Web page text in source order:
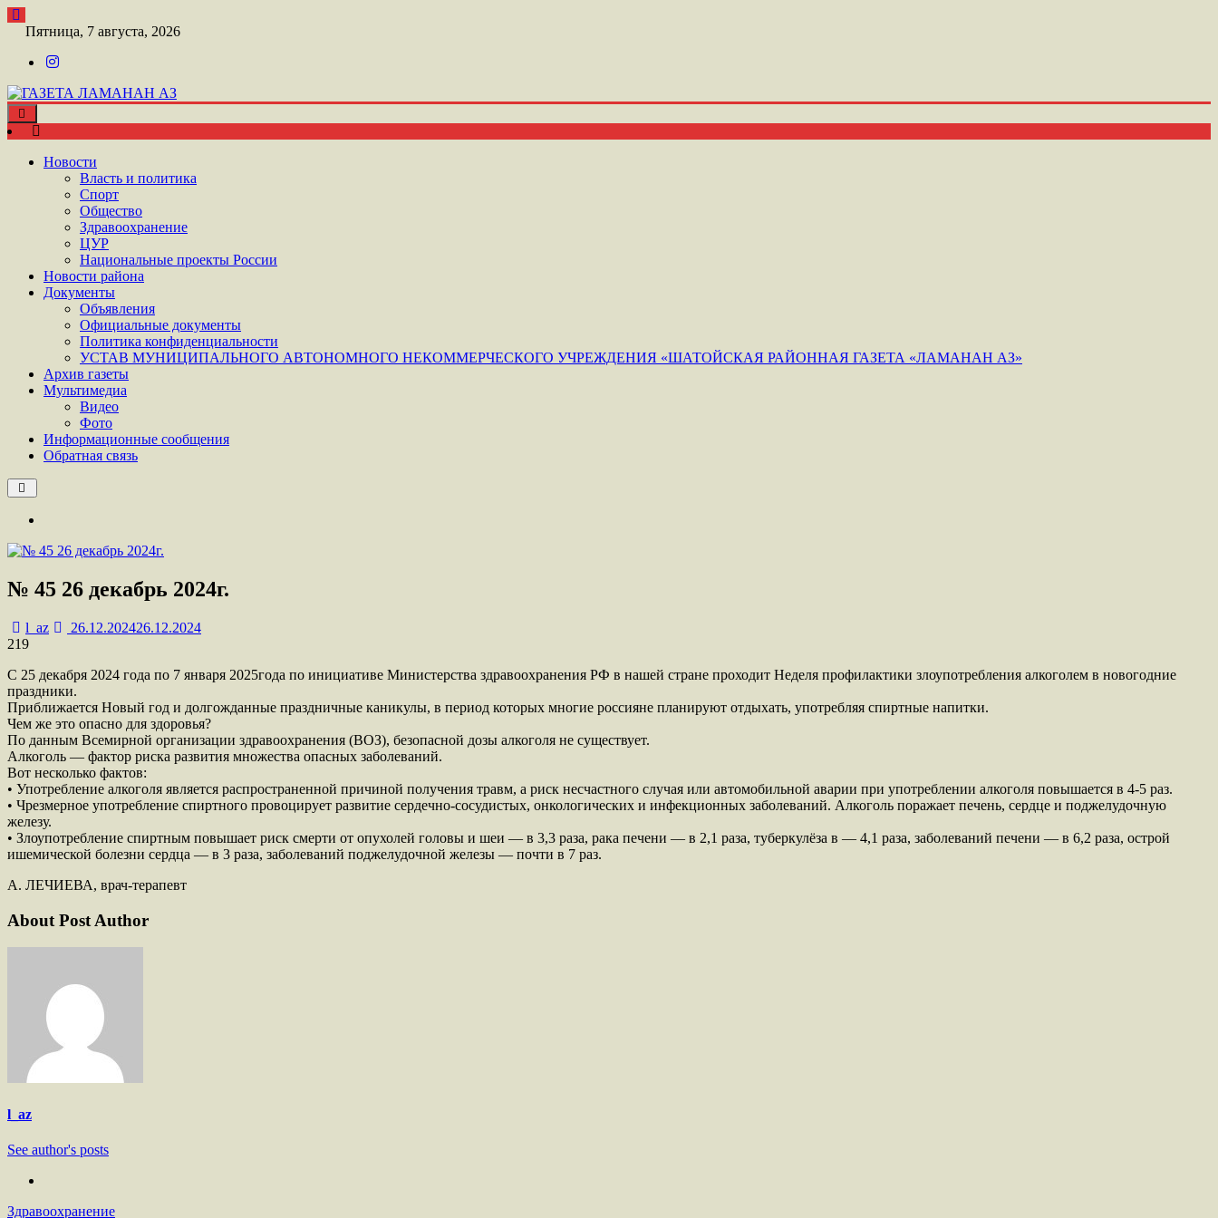
Перейти
Пятница, 7 августа, 2026
ГАЗЕТА ЛАМАНАН АЗ
ШАТОЙСКАЯ ГАЗЕТА ЛАМАНАН АЗ
Toggle
navigation
Новости
Власть и политика
Спорт
Общество
Здравоохранение
ЦУР
Национальные проекты России
Новости района
Документы
Объявления
Официальные документы
Политика конфиденциальности
УСТАВ МУНИЦИПАЛЬНОГО АВТОНОМНОГО НЕКОММЕРЧЕСКОГО УЧРЕЖДЕНИЯ «ШАТОЙСКАЯ РАЙОННАЯ ГАЗЕТА «ЛАМАНАН АЗ»
Архив газеты
Мультимедиа
Видео
Фото
Информационные сообщения
Обратная связь
№ 45 26 декабрь 2024г.
l_az 26.12.202426.12.2024
219
С 25 декабря 2024 года по 7 января 2025года по инициативе Министерства здравоохранения РФ в нашей стране проходит Неделя профилактики злоупотребления алкоголем в новогодние
праздники.
Приближается Новый год и долгожданные праздничные каникулы, в период которых многие россияне планируют отдыхать, употребляя спиртные напитки.
Чем же это опасно для здоровья?
По данным Всемирной организации здравоохранения (ВОЗ), безопасной дозы алкоголя не существует.
Алкоголь — фактор риска развития множества опасных заболеваний.
Вот несколько фактов:
• Употребление алкоголя является распространенной причиной получения травм, а риск несчастного случая или автомобильной аварии при употреблении алкоголя повышается в 4-5 раз.
• Чрезмерное употребление спиртного провоцирует развитие сердечно-сосудистых, онкологических и инфекционных заболеваний. Алкоголь поражает печень, сердце и поджелудочную
железу.
• Злоупотребление спиртным повышает риск смерти от опухолей головы и шеи — в 3,3 раза, рака печени — в 2,1 раза, туберкулёза в — 4,1 раза, заболеваний печени — в 6,2 раза, острой
ишемической болезни сердца — в 3 раза, заболеваний поджелудочной железы — почти в 7 раз.
А. ЛЕЧИЕВА, врач-терапевт
About Post Author
l_az
See author's posts
Здравоохранение